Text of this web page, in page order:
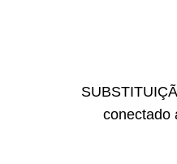
conectado